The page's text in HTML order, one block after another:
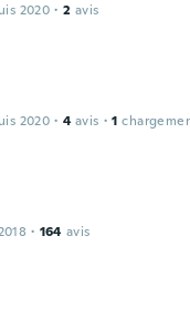
2020 · 2 avis
2020 · 4 avis · 1
· 164 avis